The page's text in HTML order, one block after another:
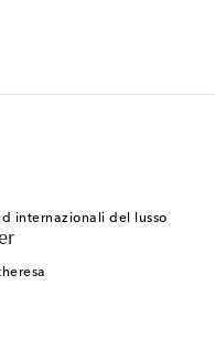
internazionali del lusso